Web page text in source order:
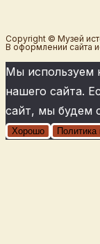
Copyright © Музей
В оформлении сайта
Мы используем
нашего сайта.
сайт, мы будем
Хорошо